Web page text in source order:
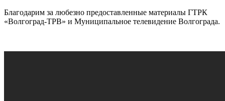
Благодарим за любезно предоставленные материалы ГТРК
«Волгоград-ТРВ» и Муниципальное телевидение Волгограда.